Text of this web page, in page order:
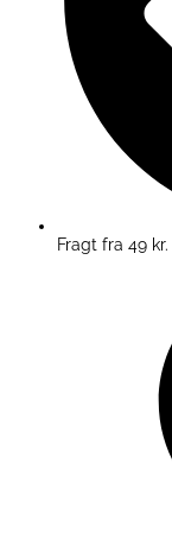
Fragt fra 49